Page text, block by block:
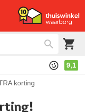
9,1
korting